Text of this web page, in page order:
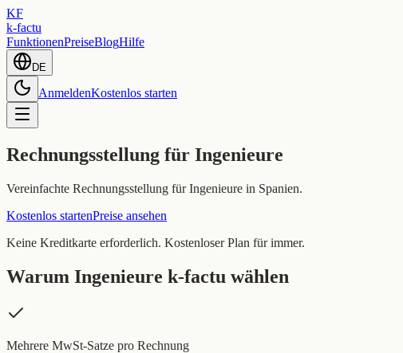
KF
k-factu
FunktionenPreiseBlogHilfe
DE
AnmeldenKostenlos starten
Rechnungsstellung für Ingenieure
Vereinfachte Rechnungsstellung für Ingenieure in Spanien.
Kostenlos startenPreise ansehen
Keine Kreditkarte erforderlich. Kostenloser Plan für immer.
Warum Ingenieure k-factu wählen
Mehrere MwSt-Satze pro Rechnung